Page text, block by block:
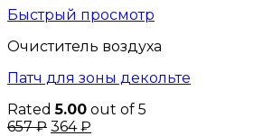
Быстрый просмотр
Очиститель воздуха
Патч для зоны декольте
Rated5.00 out of 5
657₽ 364₽